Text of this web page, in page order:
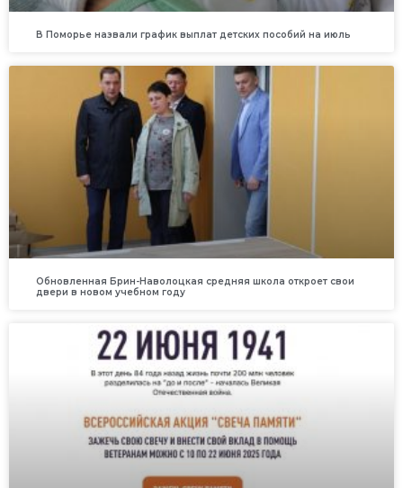
В Поморье назвали график выплат детских пособий на июль
Обновленная Брин-Наволоцкая средняя школа откроет свои
двери в новом учебном году